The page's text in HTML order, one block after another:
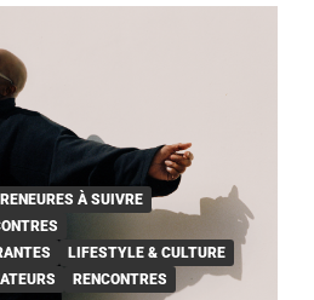
À SUIVRE
LIFESTYLE & CULTURE
RENCONTRES